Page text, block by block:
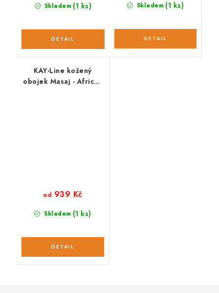
Skladem (1 ks) Skladem (1 ks)
KAY-Line kožený
obojek Masaj - African
Skladem (1 ks)
od 939 Kč